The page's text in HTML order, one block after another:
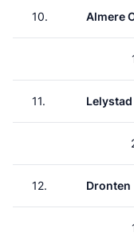
10. Almere
11.
12. Dronten